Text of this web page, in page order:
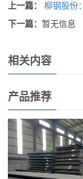
上一篇：
柳钢股份
下一篇：暂无信息
相关内容
产品推荐